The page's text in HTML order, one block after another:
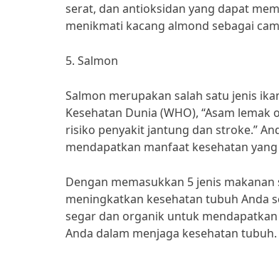
serat, dan antioksidan yang dapat
menikmati kacang almond sebagai
5. Salmon
Salmon merupakan salah satu jenis
Kesehatan Dunia (WHO), “Asam
risiko penyakit jantung dan stroke.”
mendapatkan manfaat kesehatan
Dengan memasukkan 5 jenis
meningkatkan kesehatan tubuh Anda
segar dan organik untuk
Anda dalam menjaga kesehatan tubuh.